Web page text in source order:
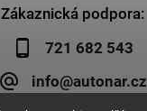
Zákaznická podpora:
721 682 543
info@autonar.cz